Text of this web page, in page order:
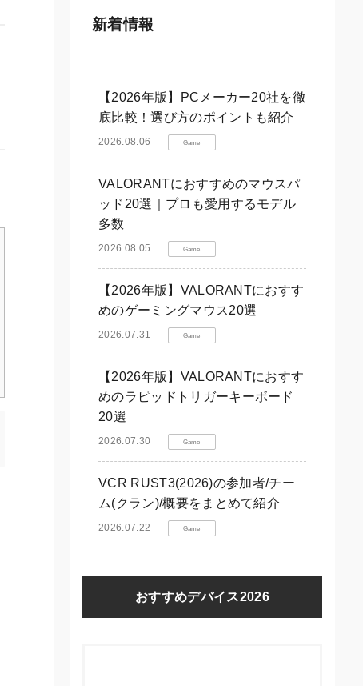
新着情報
【2026年版】PCメーカー20社を徹
底比較！選び方のポイントも紹介
2026.08.06 Game
VALORANTにおすすめのマウスパ
ッド20選｜プロも愛用するモデル
多数
2026.08.05 Game
【2026年版】VALORANTにおすす
めのゲーミングマウス20選
2026.07.31 Game
【2026年版】VALORANTにおすす
めのラピッドトリガーキーボード
20選
2026.07.30 Game
VCR RUST3(2026)の参加者/チー
ム(クラン)/概要をまとめて紹介
2026.07.22 Game
おすすめデバイス2026